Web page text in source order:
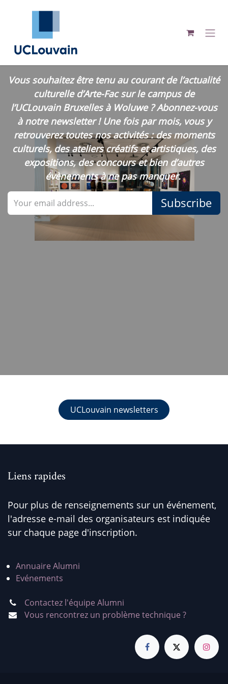
Skip to Content
Vous souhaitez être tenu au courant de l’actualité
culturelle d’Arte-Fac sur le campus de
l’UCLouvain Bruxelles à Woluwe ? Abonnez-vous
à notre newsletter ! Une fois par mois, vous y
retrouverez toutes nos activités : des moments
culturels, des ateliers créatifs et artistiques, des
expositions, des concours et bien d’autres
évènements à ne pas manquer.
Subscribe
UCLouvain newsletters
Liens rapides
Pour plus de renseignements sur un événement,
l'adresse e-mail des organisateurs est indiquée
sur chaque page d'inscription.
Annuaire Alumni
Evénements
Contactez l'équipe Alumni
Vous rencontrez un problème technique ?